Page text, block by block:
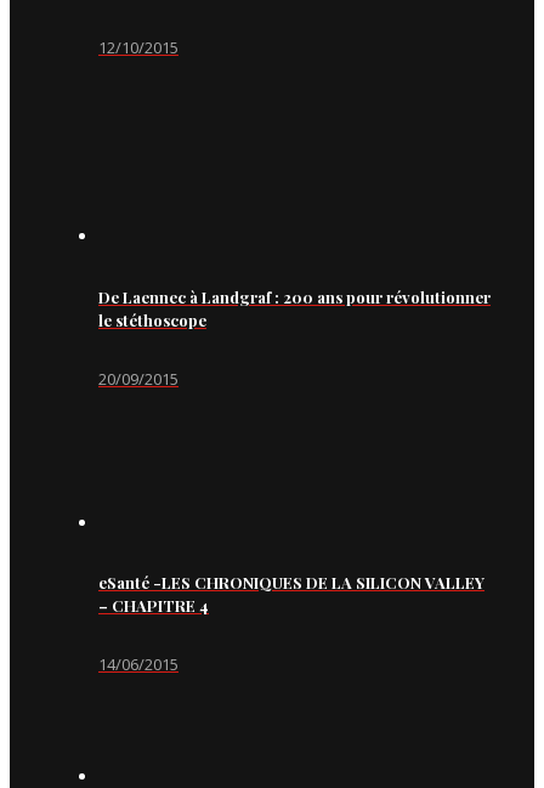
12/10/2015
De Laennec à Landgraf : 200 ans pour révolutionner
le stéthoscope
20/09/2015
eSanté -LES CHRONIQUES DE LA SILICON VALLEY
– CHAPITRE 4
14/06/2015